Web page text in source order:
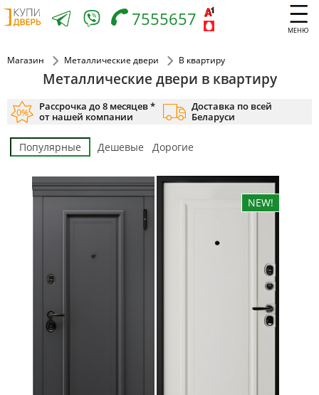
МЕНЮ
7555657
Магазин Металлические двери В квартиру
Металлические двери в квартиру
Рассрочка до 8 месяцев *
от нашей компании
Доставка по всей
Беларуси
Популярные Дешевые Дорогие